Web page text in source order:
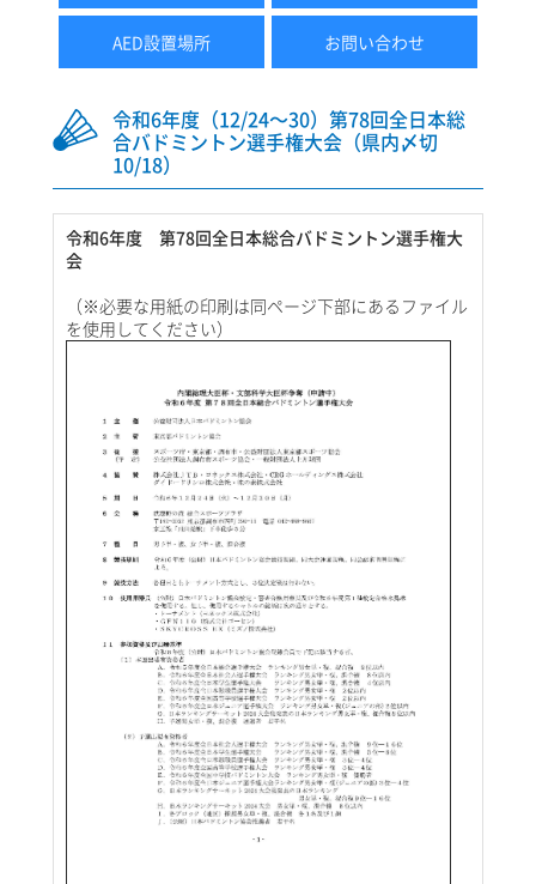
AED設置場所 お問い合わせ
令和6年度（12/24～30）第78回全日本総
合バドミントン選手権大会（県内〆切
10/18）
令和6年度 第78回全日本総合バドミントン選手権大
会
（※必要な用紙の印刷は同ページ下部にあるファイル
を使用してください）